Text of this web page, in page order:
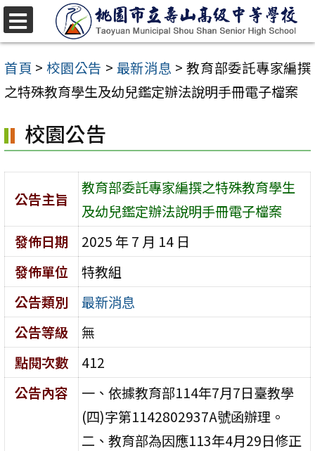
跳
至
主
要
容
區
首頁 > 校園公告 > 最新消息 > 教育部委託專家編撰
之特殊教育學生及幼兒鑑定辦法說明手冊電子檔案
校園公告
公告主旨
教育部委託專家編撰之特殊教育學生
及幼兒鑑定辦法說明手冊電子檔案
發佈日期
2025 年 7 月 14 日
發佈單位
特教組
公告類別
最新消息
公告等級
無
點閱次數
412
公告內容
一、依據教育部114年7月7日臺教學
(四)字第1142802937A號函辦理。
二、教育部為因應113年4月29日修正
選
單